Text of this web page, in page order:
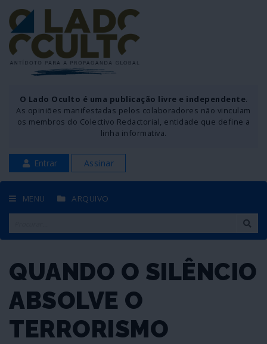
O Lado Oculto é uma publicação livre e independente.
As opiniões manifestadas pelos colaboradores não vinculam
os membros do Colectivo Redactorial, entidade que define a
linha informativa.
Entrar Assinar
MENU ARQUIVO
QUANDO O SILÊNCIO
ABSOLVE O
TERRORISMO